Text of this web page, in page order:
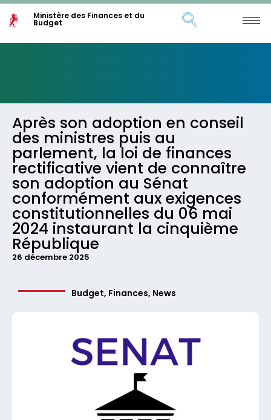
Ministère des Finances et du
Budget
Après son adoption en conseil
des ministres puis au
parlement, la loi de finances
rectificative vient de connaître
son adoption au Sénat
conformément aux exigences
constitutionnelles du 06 mai
2024 instaurant la cinquième
République
26 décembre 2025
Budget, Finances, News